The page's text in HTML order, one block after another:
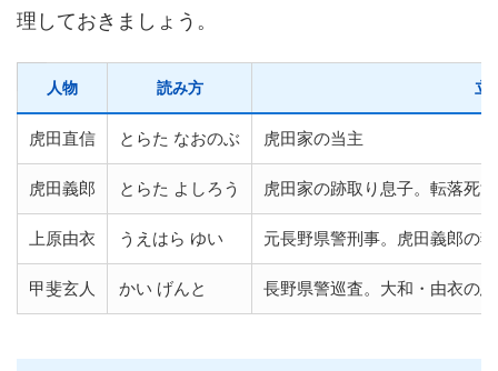
理しておきましょう。
人物 読み方 立
虎田直信 とらた なおのぶ 虎田家の当主
虎田義郎 とらた よしろう 虎田家の跡取り息子。転落死
上原由衣 うえはら ゆい 元長野県警刑事。虎田義郎の
甲斐玄人 かい げんと 長野県警巡査。大和・由衣の